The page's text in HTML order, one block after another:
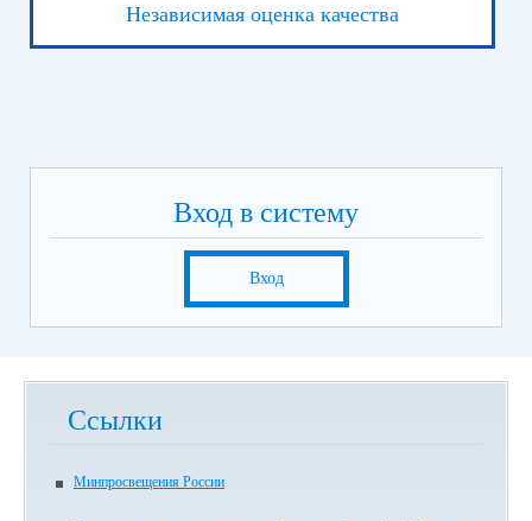
Независимая оценка качества
Вход в систему
Вход
Ссылки
Минпросвещения России